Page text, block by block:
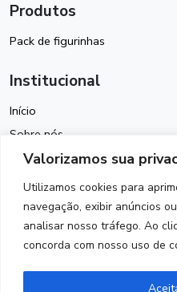
Valorizamos sua
Utilizamos cookies para
navegação, exibir anúncios
analisar nosso tráfego. Ao
concorda com nosso uso de
Produtos
Pack de figurinhas
Institucional
Início
Sobre nós
Política de Cookies
Termos de Uso
Política de Privacidade
Contato
Siga-nos